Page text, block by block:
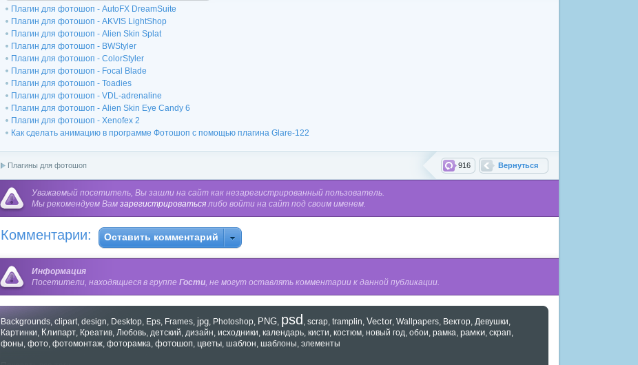
Плагин для фотошоп - AutoFX DreamSuite
Плагин для фотошоп - AKVIS LightShop
Плагин для фотошоп - Alien Skin Splat
Плагин для фотошоп - BWStyler
Плагин для фотошоп - ColorStyler
Плагин для фотошоп - Focal Blade
Плагин для фотошоп - Toadies
Плагин для фотошоп - VDL-adrenaline
Плагин для фотошоп - Alien Skin Eye Candy 6
Плагин для фотошоп - Xenofex 2
Как сделать анимацию в программе Фотошоп с помощью плагина Glare-122
Вернуться
916
Плагины для фотошоп
Уважаемый посетитель, Вы зашли на сайт как незарегистрированный пользователь.
Мы рекомендуем Вам зарегистрироватьсялибо войти на сайт под своим именем.
Комментарии: Оставить комментарий
Информация
Посетители, находящиеся в группе Гости, не могут оставлять комментарии к данной публикации.
Backgrounds, clipart, design, Desktop, Eps, Frames, jpg, Photoshop, PNG, psd , scrap, tramplin, Vector, Wallpapers, Вектор, Девушки,
Картинки, Клипарт, Креатив, Любовь, детский, дизайн, исходники, календарь, кисти, костюм, новый год, обои, рамка, рамки, скрап,
фоны, фото, фотомонтаж, фоторамка, фотошоп, цветы, шаблон, шаблоны, элементы